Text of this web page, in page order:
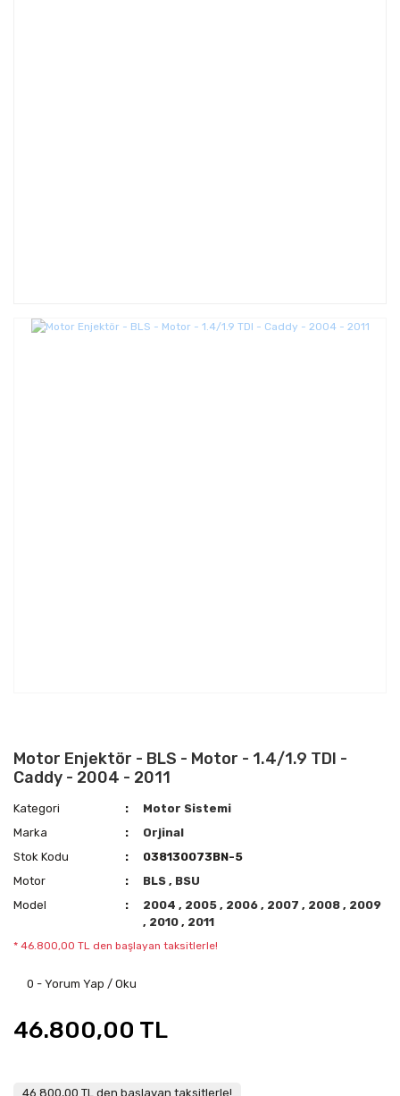
Motor Enjektör - BLS - Motor - 1.4/1.9 TDI -
Caddy - 2004 - 2011
Kategori
Motor Sistemi
Marka
Orjinal
Stok Kodu
038130073BN-5
Motor
BLS, BSU
Model
2004, 2005, 2006, 2007, 2008, 2009
, 2010, 2011
* 46.800,00 TL den başlayan taksitlerle!
0 - Yorum Yap / Oku
46.800,00 TL
46.800,00 TL den başlayan taksitlerle!